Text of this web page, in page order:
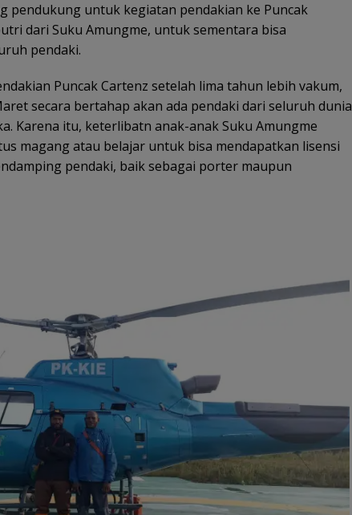
pendukung untuk kegiatan pendakian ke Puncak
dari Suku Amungme, untuk sementara bisa
pendaki.
Puncak Cartenz setelah lima tahun lebih vakum,
secara bertahap akan ada pendaki dari seluruh dunia
Karena itu, keterlibatn anak-anak Suku Amungme
magang atau belajar untuk bisa mendapatkan lisensi
pendaki, baik sebagai porter maupun